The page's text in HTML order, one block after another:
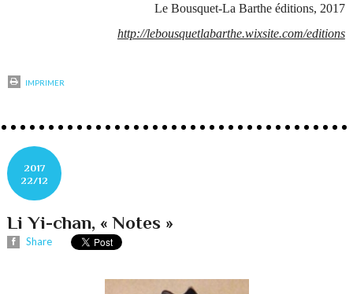
Le Bousquet-La Barthe éditions, 2017
http://lebousquetlabarthe.wixsite.com/editions
IMPRIMER
2017
22/12
Li Yi-chan, « Notes »
Share